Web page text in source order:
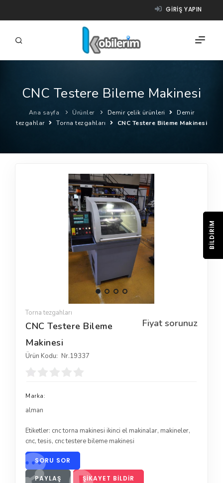
GIRIŞ YAPIN
FIRMALAR
ÜRÜNLER
NASIL ÇALIŞIR?
CNC Testere Bileme Makinesi
Ana sayfa Ürünler Demir çelik ürünleri
Demir
tezgahlar
Torna tezgahları CNC Testere Bileme Makinesi
Torna tezgahları
Fiyat sorunuz
CNC Testere Bileme
Makinesi
Ürün Kodu: Nr.19337
Marka:
alman
Etiketler: cnc torna makinesi ikinci el makinalar, makineler,
cnc,tesis, cnc testere bileme makinesi
SORU SOR
PAYLAŞ ŞIKAYET BILDIR
BILDIRIM